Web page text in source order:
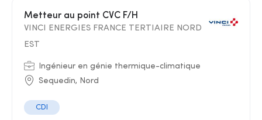
Metteur au point CVC F/H
VINCI ENERGIES FRANCE TERTIAIRE NORD
EST
Ingénieur en génie thermique-climatique
Sequedin, Nord
CDI